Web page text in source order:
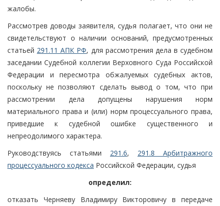
жалобы.
Рассмотрев доводы заявителя, судья полагает, что они не
свидетельствуют о наличии оснований, предусмотренных
статьей 291.11 АПК РФ, для рассмотрения дела в судебном
заседании Судебной коллегии Верховного Суда Российской
Федерации и пересмотра обжалуемых судебных актов,
поскольку не позволяют сделать вывод о том, что при
рассмотрении дела допущены нарушения норм
материального права и (или) норм процессуального права,
приведшие к судебной ошибке существенного и
непреодолимого характера.
Руководствуясь статьями 291.6, 291.8 Арбитражного
процессуального кодекса Российской Федерации, судья
определил:
отказать Черняеву Владимиру Викторовичу в передаче